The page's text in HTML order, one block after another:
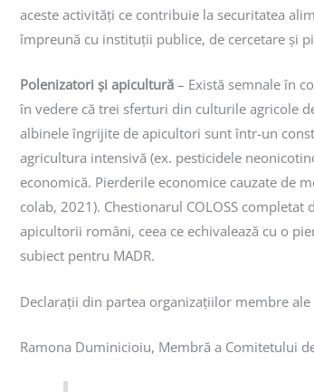
aceste activități ce contribuie la securitatea
împreună cu instituții publice, de cercetare și
Polenizatori și apicultură – Există semnale în
în vedere că trei sferturi din culturile agricole
albinele îngrijite de apicultori sunt într-un
agricultura intensivă (ex. pesticidele
economică. Pierderile economice cauzate de
colab, 2021). Chestionarul COLOSS
apicultorii români, ceea ce echivalează cu o
subiect pentru MADR.
Declarații din partea organizațiilor membre ale
Ramona Duminicioiu, Membră a Comitetului